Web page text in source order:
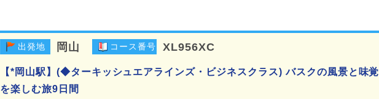
出発地 岡山 コース番号 XL956XC
【*岡山駅】(◆ターキッシュエアラインズ・ビジネスクラス) バスクの風景と味覚
を楽しむ旅9日間